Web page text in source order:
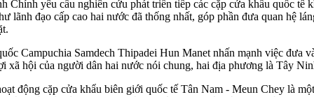
Chính yêu cầu nghiên cứu phát triển tiếp các cặp cửa khẩu quốc
lãnh đạo cấp cao hai nước đã thống nhất, góp phần đưa quan hệ
Campuchia Samdech Thipadei Hun Manet nhấn mạnh việc đưa
xã hội của người dân hai nước nói chung, hai địa phương là Tây
động cặp cửa khẩu biên giới quốc tế Tân Nam - Meun Chey là